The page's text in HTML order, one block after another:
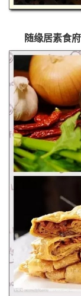
随缘居素食府